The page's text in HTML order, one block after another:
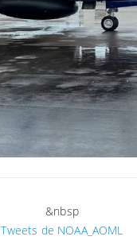
&nbsp
Tweets de NOAA_AOML